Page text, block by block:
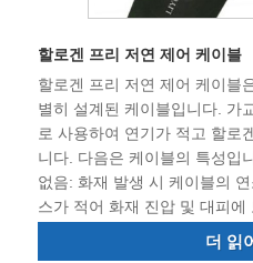
할로겐 프리 저연 제어 케이블
할로겐 프리 저연 제어 케이블
별히 설계된 케이블입니다. 가
로 사용하여 연기가 적고 할로
니다. 다음은 케이블의 특성입
없음: 화재 발생 시 케이블의
스가 적어 화재 진압 및 대피에
더 읽